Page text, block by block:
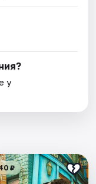
у
₽